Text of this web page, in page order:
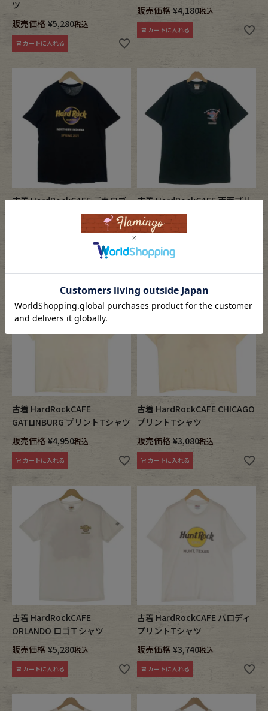
ツ
販売価格 ¥5,280税込
カートに入れる
販売価格 ¥4,180税込
カートに入れる
古着 HardRockCAFE デカロゴ
税込
古着 HardRockCAFE 両面プリ
ント Tシャツ
販売価格 ¥6,380
カートに入れる
古着 HardRockCAFE
GATLINBURG プリントTシャツ
販売価格 ¥4,950税込
カートに入れる
古着 HardRockCAFE CHICAGO
プリントTシャツ
販売価格 ¥3,080税込
カートに入れる
古着 HardRockCAFE
ORLANDO ロゴＴシャツ
販売価格 ¥5,280税込
カートに入れる
古着 HardRockCAFE パロディ
プリントTシャツ
販売価格 ¥3,740税込
カートに入れる